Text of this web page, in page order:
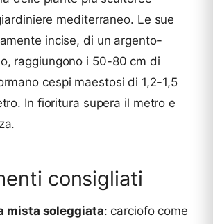
mediterraneo. Le sue
incise, di un argento-
raggiungono i 50-80 cm di
cespi maestosi di 1,2-1,5
In fioritura supera il metro e
consigliati
mista soleggiata: carciofo come